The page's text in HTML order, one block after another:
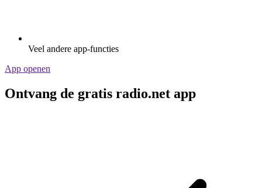
Veel andere app-functies
App openen
Ontvang de gratis radio.net app